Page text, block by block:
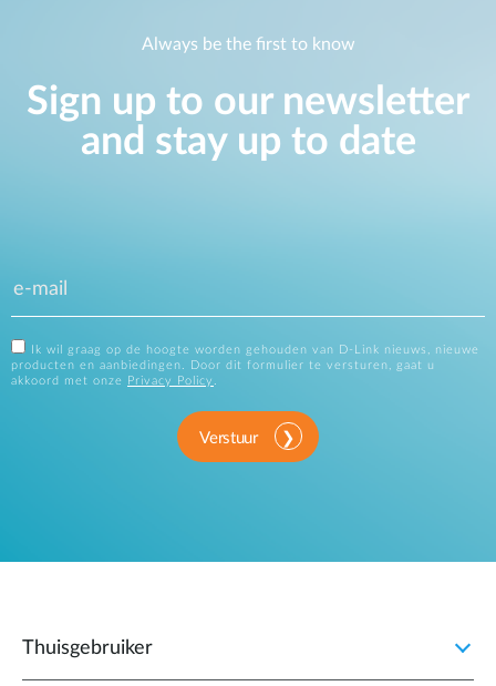
Always be the first to know
Sign up to our newsletter
and stay up to date
Ik wil graag op de hoogte worden gehouden van D-Link nieuws, nieuwe
producten en aanbiedingen. Door dit formulier te versturen, gaat u
akkoord met onze
Privacy Policy .
Verstuur
Thuisgebruiker